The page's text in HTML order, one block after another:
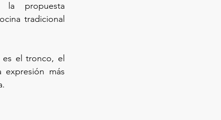
propuesta
tradicional
el tronco, el
más